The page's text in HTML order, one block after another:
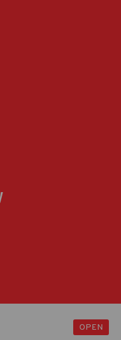
No text andOPEN